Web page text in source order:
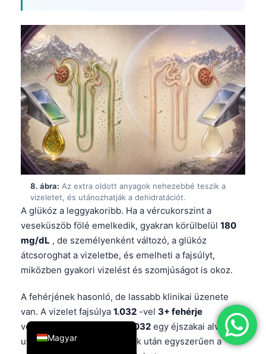
8. ábra: Az extra oldott anyagok nehezebbé teszik a
vizeletet, és utánozhatják a dehidratációt.
A glükóz a leggyakoribb. Ha a vércukorszint a
veseküszöb fölé emelkedik, gyakran körülbelül 180
mg/dL , de személyenként változó, a glükóz
átcsoroghat a vizeletbe, és emelheti a fajsúlyt,
miközben gyakori vizelést és szomjúságot is okoz.
A fehérjének hasonló, de lassabb klinikai üzenete
van. A vizelet fajsúlya 1.032 -vel 3+ fehérje
vesemunkát igényel, míg
1.032 egy éjszakai alvás
utáni, fehérje nélküli időszak után egyszerűen a
Magyar
English
Deutsch
العربية
Français
עִבְרִית
Italiano
Español
Português
Ελληνικά
Türkçe
Română
简体中文
فارسی
Български
Dansk
Nederlands